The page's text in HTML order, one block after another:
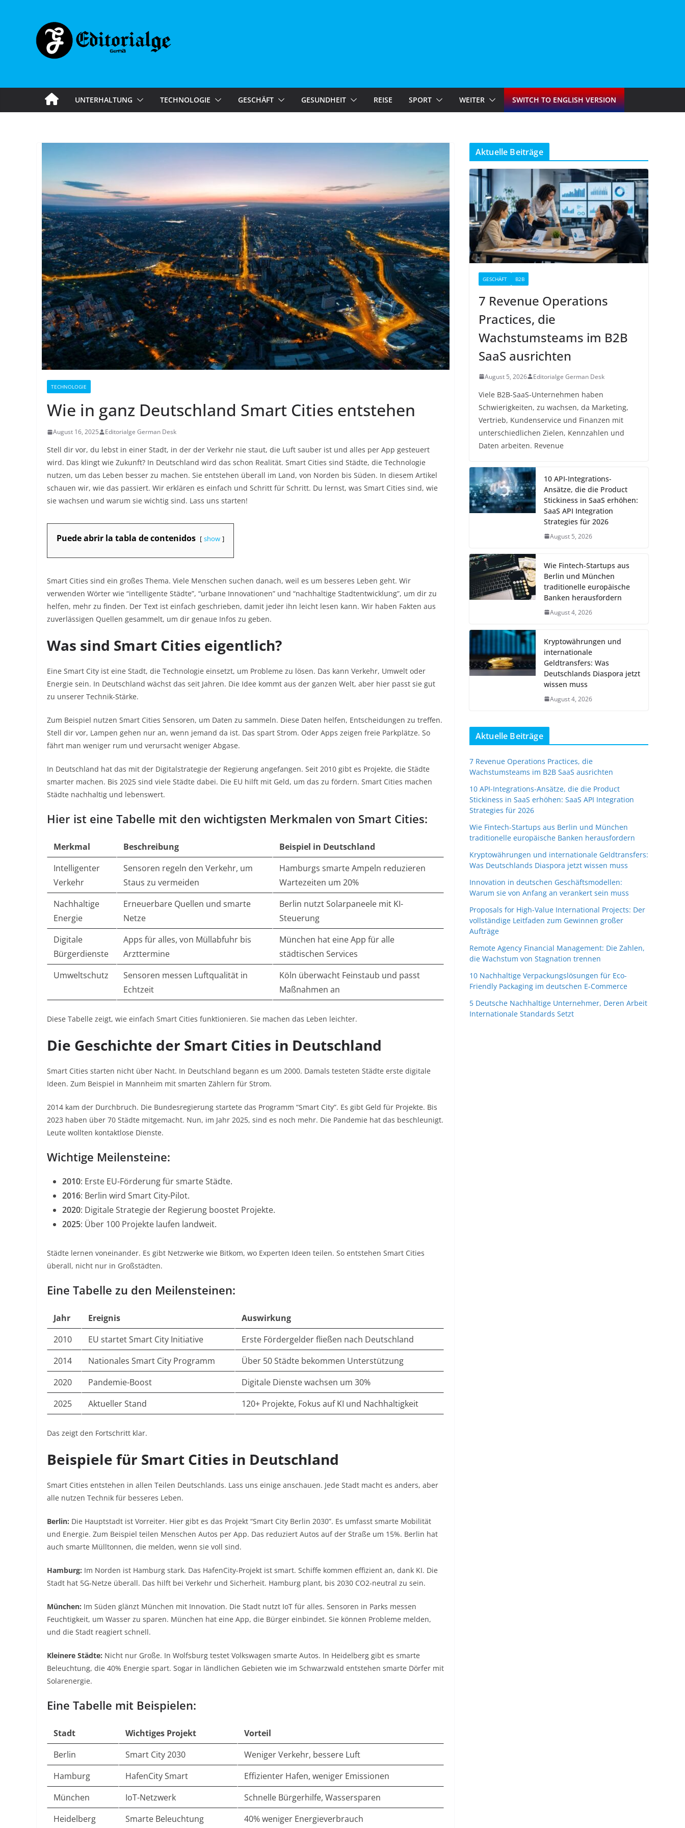
UNTERHALTUNG TECHNOLOGIE GESCHÄFT GESUNDHEIT REISE SPORT WEITER SWITCH TO ENGLISH VERSION
TECHNOLOGIE
Wie in ganz Deutschland Smart Cities entstehen
August 16, 2025 Editorialge German Desk
Stell dir vor, du lebst in einer Stadt, in der der Verkehr nie staut, die Luft sauber ist und alles per App gesteuert
wird. Das klingt wie Zukunft? In Deutschland wird das schon Realität. Smart Cities sind Städte, die Technologie
nutzen, um das Leben besser zu machen. Sie entstehen überall im Land, von Norden bis Süden. In diesem Artikel
schauen wir, wie das passiert. Wir erklären es einfach und Schritt für Schritt. Du lernst, was Smart Cities sind, wie
sie wachsen und warum sie wichtig sind. Lass uns starten!
Puede abrir la tabla de contenidos show
Smart Cities sind ein großes Thema. Viele Menschen suchen danach, weil es um besseres Leben geht. Wir
verwenden Wörter wie “intelligente Städte”, “urbane Innovationen” und “nachhaltige Stadtentwicklung”, um dir zu
helfen, mehr zu finden. Der Text ist einfach geschrieben, damit jeder ihn leicht lesen kann. Wir haben Fakten aus
zuverlässigen Quellen gesammelt, um dir genaue Infos zu geben.
Was sind Smart Cities eigentlich?
Eine Smart City ist eine Stadt, die Technologie einsetzt, um Probleme zu lösen. Das kann Verkehr, Umwelt oder
Energie sein. In Deutschland wächst das seit Jahren. Die Idee kommt aus der ganzen Welt, aber hier passt sie gut
zu unserer Technik-Stärke.
Zum Beispiel nutzen Smart Cities Sensoren, um Daten zu sammeln. Diese Daten helfen, Entscheidungen zu treffen.
Stell dir vor, Lampen gehen nur an, wenn jemand da ist. Das spart Strom. Oder Apps zeigen freie Parkplätze. So
fährt man weniger rum und verursacht weniger Abgase.
In Deutschland hat das mit der Digitalstrategie der Regierung angefangen. Seit 2010 gibt es Projekte, die Städte
smarter machen. Bis 2025 sind viele Städte dabei. Die EU hilft mit Geld, um das zu fördern. Smart Cities machen
Städte nachhaltig und lebenswert.
Hier ist eine Tabelle mit den wichtigsten Merkmalen von Smart Cities:
Merkmal Beschreibung
Beispiel in Deutschland
Intelligenter
Verkehr
Sensoren regeln den Verkehr, um
Staus zu vermeiden
Hamburgs smarte Ampeln reduzieren
Wartezeiten um 20%
Nachhaltige
Energie
Erneuerbare Quellen und smarte
Netze
Berlin nutzt Solarpaneele mit KI-
Steuerung
Digitale
Bürgerdienste
Apps für alles, von Müllabfuhr bis
Arzttermine
München hat eine App für alle
städtischen Services
Umweltschutz
Sensoren messen Luftqualität in
Echtzeit
Köln überwacht Feinstaub und passt
Maßnahmen an
Diese Tabelle zeigt, wie einfach Smart Cities funktionieren. Sie machen das Leben leichter.
Die Geschichte der Smart Cities in Deutschland
Smart Cities starten nicht über Nacht. In Deutschland begann es um 2000. Damals testeten Städte erste digitale
Ideen. Zum Beispiel in Mannheim mit smarten Zählern für Strom.
2014 kam der Durchbruch. Die Bundesregierung startete das Programm “Smart City”. Es gibt Geld für Projekte. Bis
2023 haben über 70 Städte mitgemacht. Nun, im Jahr 2025, sind es noch mehr. Die Pandemie hat das beschleunigt.
Leute wollten kontaktlose Dienste.
Wichtige Meilensteine:
2010: Erste EU-Förderung für smarte Städte.
2016: Berlin wird Smart City-Pilot.
2020: Digitale Strategie der Regierung boostet Projekte.
2025: Über 100 Projekte laufen landweit.
Städte lernen voneinander. Es gibt Netzwerke wie Bitkom, wo Experten Ideen teilen. So entstehen Smart Cities
überall, nicht nur in Großstädten.
Eine Tabelle zu den Meilensteinen:
Jahr Ereignis
Auswirkung
2010
EU startet Smart City Initiative
Erste Fördergelder fließen nach Deutschland
2014
Nationales Smart City Programm
Über 50 Städte bekommen Unterstützung
2020
Pandemie-Boost
Digitale Dienste wachsen um 30%
2025
Aktueller Stand 120+ Projekte, Fokus auf KI und Nachhaltigkeit
Das zeigt den Fortschritt klar.
Beispiele für Smart Cities in Deutschland
Smart Cities entstehen in allen Teilen Deutschlands. Lass uns einige anschauen. Jede Stadt macht es anders, aber
alle nutzen Technik für besseres Leben.
Berlin: Die Hauptstadt ist Vorreiter. Hier gibt es das Projekt “Smart City Berlin 2030”. Es umfasst smarte Mobilität
und Energie. Zum Beispiel teilen Menschen Autos per App. Das reduziert Autos auf der Straße um 15%. Berlin hat
auch smarte Mülltonnen, die melden, wenn sie voll sind.
Hamburg: Im Norden ist Hamburg stark. Das HafenCity-Projekt ist smart. Schiffe kommen effizient an, dank KI. Die
Stadt hat 5G-Netze überall. Das hilft bei Verkehr und Sicherheit. Hamburg plant, bis 2030 CO2-neutral zu sein.
München: Im Süden glänzt München mit Innovation. Die Stadt nutzt IoT für alles. Sensoren in Parks messen
Feuchtigkeit, um Wasser zu sparen. München hat eine App, die Bürger einbindet. Sie können Probleme melden,
und die Stadt reagiert schnell.
Kleinere Städte: Nicht nur Große. In Wolfsburg testet Volkswagen smarte Autos. In Heidelberg gibt es smarte
Beleuchtung, die 40% Energie spart. Sogar in ländlichen Gebieten wie im Schwarzwald entstehen smarte Dörfer mit
Solarenergie.
Eine Tabelle mit Beispielen:
Stadt Wichtiges Projekt
Vorteil
Berlin
Smart City 2030
Weniger Verkehr, bessere Luft
Hamburg
HafenCity Smart
Effizienter Hafen, weniger Emissionen
München
IoT-Netzwerk
Schnelle Bürgerhilfe, Wassersparen
Heidelberg
Smarte Beleuchtung 40% weniger Energieverbrauch
Aktuelle Beiträge
GESCHÄFT B2B
7 Revenue Operations
Practices, die
Wachstumsteams im B2B
SaaS ausrichten
August 5, 2026 Editorialge German Desk
Viele B2B-SaaS-Unternehmen haben
Schwierigkeiten, zu wachsen, da Marketing,
Vertrieb, Kundenservice und Finanzen mit
unterschiedlichen Zielen, Kennzahlen und
Daten arbeiten. Revenue
10 API-Integrations-
Ansätze, die die Product
Stickiness in SaaS erhöhen:
SaaS API Integration
Strategies für 2026
August 5, 2026
Wie Fintech-Startups aus
Berlin und München
traditionelle europäische
Banken herausfordern
August 4, 2026
Kryptowährungen und
internationale
Geldtransfers: Was
Deutschlands Diaspora jetzt
wissen muss
August 4, 2026
Aktuelle Beiträge
7 Revenue Operations Practices, die
Wachstumsteams im B2B SaaS ausrichten
10 API-Integrations-Ansätze, die die Product
Stickiness in SaaS erhöhen: SaaS API Integration
Strategies für 2026
Wie Fintech-Startups aus Berlin und München
traditionelle europäische Banken herausfordern
Kryptowährungen und internationale Geldtransfers:
Was Deutschlands Diaspora jetzt wissen muss
Innovation in deutschen Geschäftsmodellen:
Warum sie von Anfang an verankert sein muss
Proposals for High-Value International Projects: Der
vollständige Leitfaden zum Gewinnen großer
Aufträge
Remote Agency Financial Management: Die Zahlen,
die Wachstum von Stagnation trennen
10 Nachhaltige Verpackungslösungen für Eco-
Friendly Packaging im deutschen E-Commerce
5 Deutsche Nachhaltige Unternehmer, Deren Arbeit
Internationale Standards Setzt